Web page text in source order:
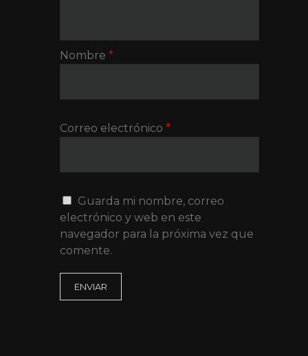
Nombre *
Correo electrónico *
Guarda mi nombre, correo
electrónico y web en este
navegador para la próxima vez que
comente.